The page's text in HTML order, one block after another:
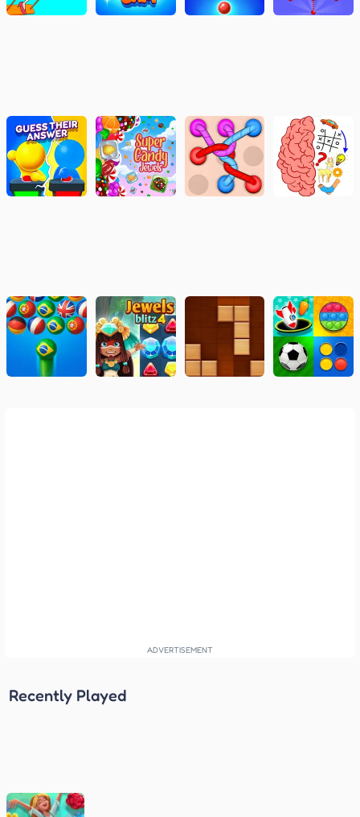
Recently Played